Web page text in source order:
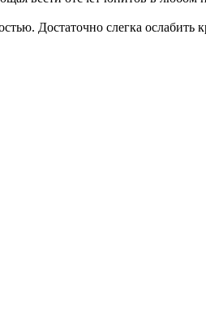
Достаточно слегка